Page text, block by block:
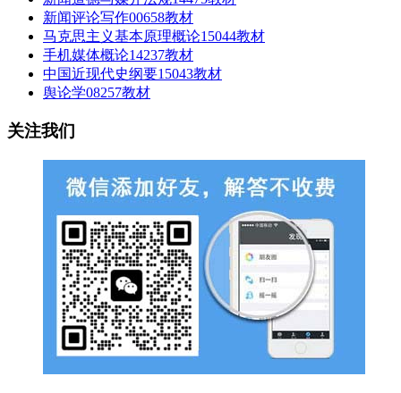
新闻评论写作00658教材
马克思主义基本原理概论15044教材
手机媒体概论14237教材
中国近现代史纲要15043教材
舆论学08257教材
关注我们